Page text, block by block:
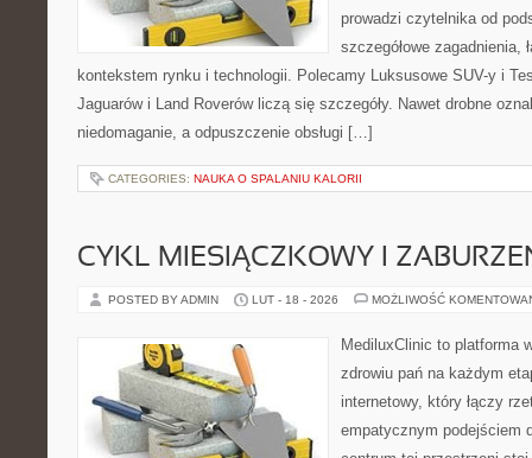
prowadzi czytelnika od
szczegółowe zagadnienia,
kontekstem rynku i technologii. Polecamy Luksusowe SUV-y i
Jaguarów i Land Roverów liczą się szczegóły. Nawet drobne
niedomaganie, a odpuszczenie obsługi […]
CATEGORIES: NAUKA O SPALANIU KALORII
CYKL MIESIĄCZKOWY I
POSTED BY ADMIN LUT - 18 - 2026 MOŻLIWOŚĆ
MediluxClinic to platforma
zdrowiu pań na każdym
internetowy, który łączy
empatycznym podejściem